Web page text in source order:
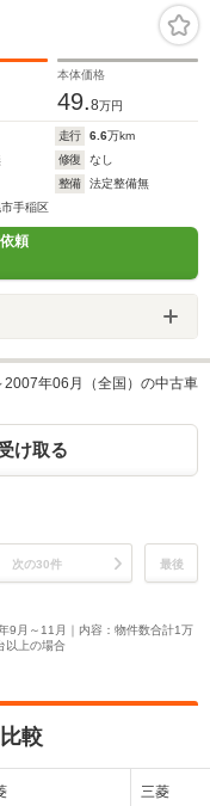
脱防
本体価格
49.8万円
走行 6.6万km
修復
なし
整備
法定整備無
手稲区
頼
年06月（全国）の中古車
け取る
次の30件 最後
9月～11月｜内容：物件数合計1万
以上の場合
較
三菱